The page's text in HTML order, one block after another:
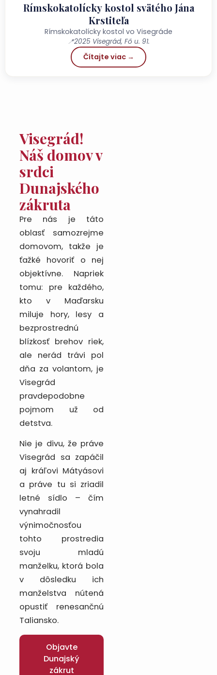
Rímskokatolícky kostol svätého Jána
Krstiteľa
Rímskokatolícky kostol vo Visegráde
📍2025 Visegrád, Fő u. 91.
Čítajte viac →
Visegrád!
Náš domov v
srdci
Dunajského
zákruta
Pre nás je táto
oblasť samozrejme
domovom, takže je
ťažké hovoriť o nej
objektívne. Napriek
tomu: pre každého,
kto v Maďarsku
miluje hory, lesy a
bezprostrednú
blízkosť brehov riek,
ale nerád trávi pol
dňa za volantom, je
Visegrád
pravdepodobne
pojmom už od
detstva.
Nie je divu, že práve
Visegrád sa zapáčil
aj kráľovi Mátyásovi
a práve tu si zriadil
letné sídlo – čím
vynahradil
výnimočnosťou
tohto prostredia
svoju mladú
manželku, ktorá bola
v dôsledku ich
manželstva nútená
opustiť renesančnú
Taliansko.
Objavte
Dunajský
zákrut